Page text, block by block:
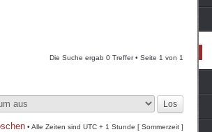
Die Suche ergab 0 Treffer • Seite 1 von 1
• Alle Zeiten sind UTC + 1 Stunde [ Sommerzeit ]